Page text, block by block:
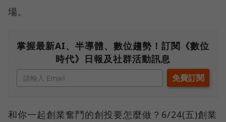
場。
掌握最新AI、半導體、數位趨勢！訂閱《數位
時代》日報及社群活動訊息
和你一起創業奮鬥的創投要怎麼做？6/24(五)創業